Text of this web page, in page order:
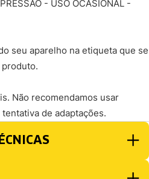
- USO OCASIONAL -
seu aparelho na etiqueta que se
Não recomendamos usar
de adaptações.